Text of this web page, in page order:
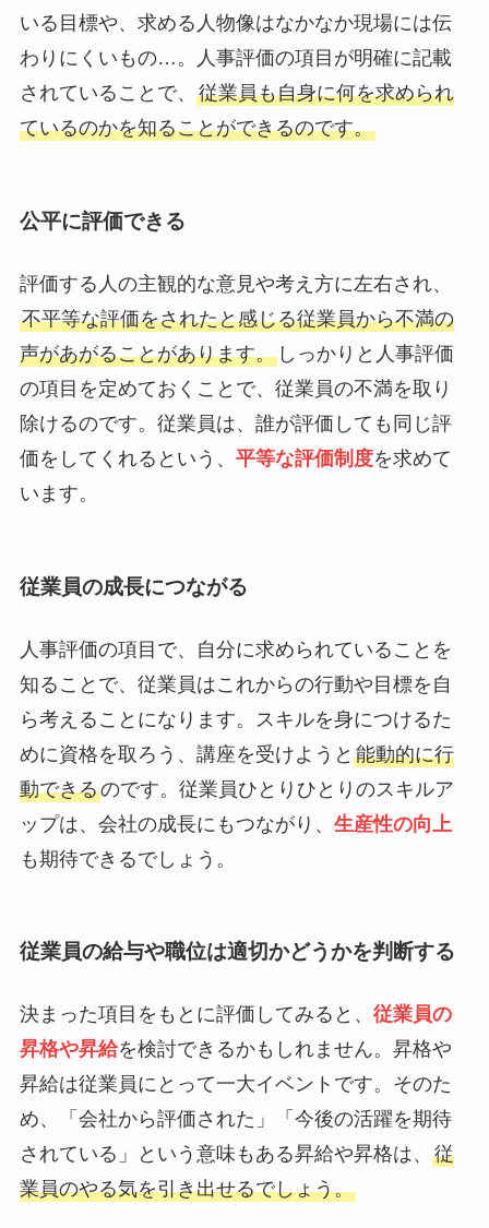
いる目標や、求める人物像はなかなか現場には伝
わりにくいもの…。人事評価の項目が明確に記載
されていることで、 従業員も自身に何を求められ
ているのかを知ることができるのです。
公平に評価できる
評価する人の主観的な意見や考え方に左右され、
不平等な評価をされたと感じる従業員から不満の
声があがることがあります。しっかりと人事評価
の項目を定めておくことで、従業員の不満を取り
除けるのです。従業員は、誰が評価しても同じ評
価をしてくれるという、 平等な評価制度を求めて
います。
従業員の成長につながる
人事評価の項目で、自分に求められていることを
知ることで、従業員はこれからの行動や目標を自
ら考えることになります。スキルを身につけるた
めに資格を取ろう、講座を受けようと 能動的に行
動できるのです。従業員ひとりひとりのスキルア
ップは、会社の成長にもつながり、 生産性の向上
も期待できるでしょう。
従業員の給与や職位は適切かどうかを判断する
決まった項目をもとに評価してみると、 従業員の
昇格や昇給を検討できるかもしれません。昇格や
昇給は従業員にとって一大イベントです。そのた
め、「会社から評価された」「今後の活躍を期待
されている」という意味もある昇給や昇格は、 従
業員のやる気を引き出せるでしょう。